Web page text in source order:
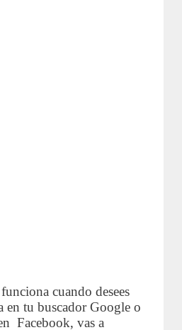
cuando desees
en tu buscador Google o
Facebook, vas a